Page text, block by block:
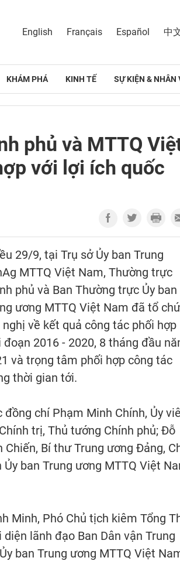
English Français Español 中
KHÁM PHÁ KINH TẾ SỰ KIỆN & NHÂN
phủ và MTTQ
với lợi ích quốc
29/9, tại Trụ sở Ủy ban Trung
MTTQ Việt Nam, Thường trực
phủ và Ban Thường trực Ủy ban
ương MTTQ Việt Nam đã tổ
nghị về kết quả công tác phối hợp
đoạn 2016 - 2020, 8 tháng đầu
và trọng tâm phối hợp công tác
thời gian tới.
đồng chí Phạm Minh Chính, Ủy
trị, Thủ tướng Chính phủ; Đỗ
Chiến, Bí thư Trung ương Đảng,
Ủy ban Trung ương MTTQ Việt
Minh, Phó Chủ tịch kiêm Tổng
lãnh đạo Ban Dân vận Trung
ban Trung ương MTTQ Việt